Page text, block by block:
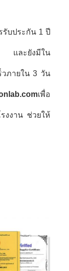
รับประกัน 1 ปี
และยังมีใน
วภายใน 3 วัน
เพื่อ
งงาน ช่วยให้